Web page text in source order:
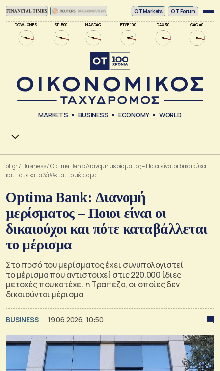
DOW JONES SP 500 NASDAQ FTSE 100 DAX 30 CAC 40
ΟΤ Markets OT Forum
MARKETS BUSINESS ECONOMY WORLD
Χ.Α.
ot.gr/ Business/Optima Bank: Διανομή μερίσματος – Ποιοι είναι οι δικαιούχοι
και πότε καταβάλλεται το μέρισμα
Optima Bank: Διανομή
μερίσματος – Ποιοι είναι οι
δικαιούχοι και πότε καταβάλλεται
το μέρισμα
Στο ποσό του μερίσματος έχει συνυπολογιστεί
το μέρισμα που αντιστοιχεί στις 220.000 ίδιες
μετοχές που κατέχει η Τράπεζα, οι οποίες δεν
δικαιούνται μέρισμα
BUSINESS 19.06.2026, 10:50